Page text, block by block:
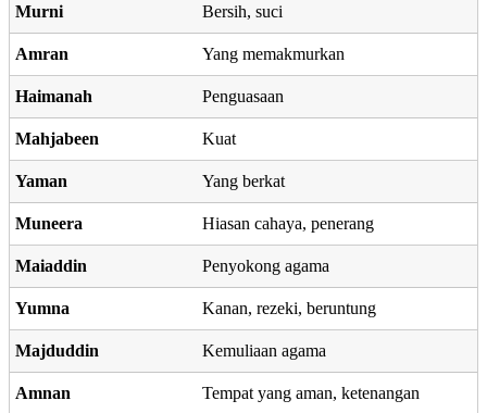
Murni Bersih, suci
Amran Yang memakmurkan
Haimanah Penguasaan
Mahjabeen Kuat
Yaman Yang berkat
Muneera Hiasan cahaya, penerang
Maiaddin Penyokong agama
Yumna Kanan, rezeki, beruntung
Majduddin Kemuliaan agama
Amnan Tempat yang aman, ketenangan